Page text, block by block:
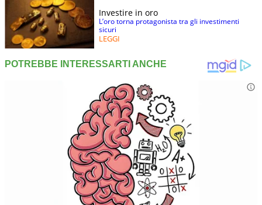
Investire in oro
L’oro torna protagonista tra gli investimenti
sicuri
LEGGI